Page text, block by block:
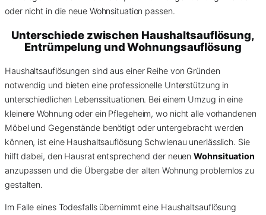
oder nicht in die neue Wohnsituation passen.
Unterschiede zwischen Haushaltsauflösung,
Entrümpelung und Wohnungsauflösung
Haushaltsauflösungen sind aus einer Reihe von Gründen
notwendig und bieten eine professionelle Unterstützung in
unterschiedlichen Lebenssituationen. Bei einem Umzug in eine
kleinere Wohnung oder ein Pflegeheim, wo nicht alle vorhandenen
Möbel und Gegenstände benötigt oder untergebracht werden
können, ist eine Haushaltsauflösung Schwienau unerlässlich. Sie
hilft dabei, den Hausrat entsprechend der neuenWohnsituation
anzupassen und die Übergabe der alten Wohnung problemlos zu
gestalten.
Im Falle eines Todesfalls übernimmt eine Haushaltsauflösung